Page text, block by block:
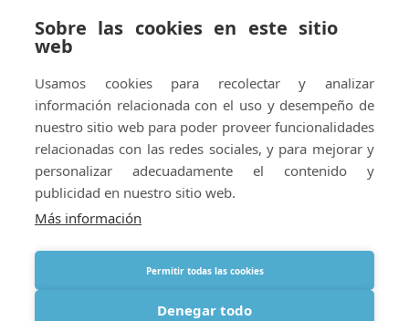
Fait livrer de l’oxygène dans le monde entier
Organisiert weltweit Sauerstofflieferungen
Gestiona la entrega de oxígeno medicinal en el
mundo
Aviso legal y políticas de privacidad y cookies
Webmaster
Sobre las cookies en este sitio
web
Usamos cookies para recolectar y analizar
información relacionada con el uso y desempeño de
nuestro sitio web para poder proveer funcionalidades
relacionadas con las redes sociales, y para mejorar y
personalizar adecuadamente el contenido y
publicidad en nuestro sitio web.
Más información
Permitir todas las cookies
Denegar todo